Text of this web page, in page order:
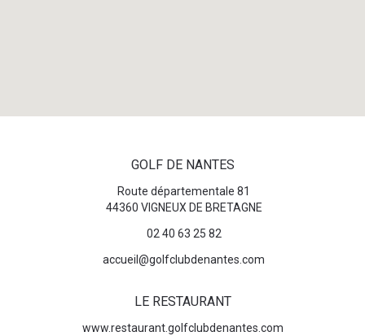
GOLF DE NANTES
Route départementale 81
44360 VIGNEUX DE BRETAGNE
02 40 63 25 82
accueil@golfclubdenantes.com
LE RESTAURANT
www.restaurant.golfclubdenantes.com